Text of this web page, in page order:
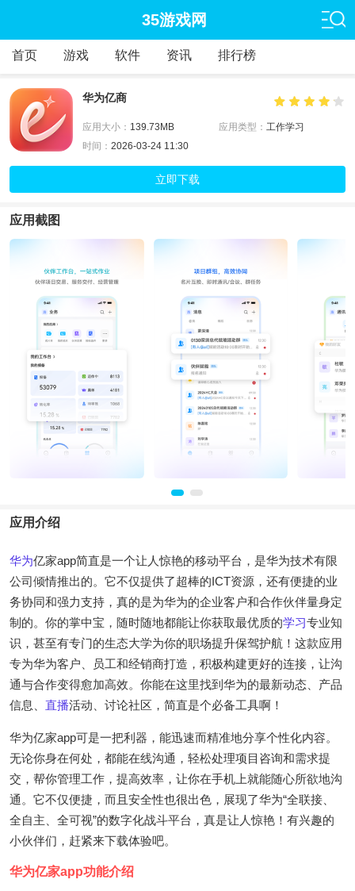
35游戏网
首页 游戏 软件 资讯 排行榜
华为亿商
应用大小： 139.73MB 应用类型： 工作学习
时间： 2026-03-24 11:30
立即下载
应用截图
应用介绍
华为亿家app简直是一个让人惊艳的移动平台，是华为技术有限
公司倾情推出的。它不仅提供了超棒的ICT资源，还有便捷的业
务协同和强力支持，真的是为华为的企业客户和合作伙伴量身定
制的。你的掌中宝，随时随地都能让你获取最优质的学习专业知
识，甚至有专门的生态大学为你的职场提升保驾护航！这款应用
专为华为客户、员工和经销商打造，积极构建更好的连接，让沟
通与合作变得愈加高效。你能在这里找到华为的最新动态、产品
信息、 直播活动、讨论社区，简直是个必备工具啊！
华为亿家app可是一把利器，能迅速而精准地分享个性化内容。
无论你身在何处，都能在线沟通，轻松处理项目咨询和需求提
交，帮你管理工作，提高效率，让你在手机上就能随心所欲地沟
通。它不仅便捷，而且安全性也很出色，展现了华为“全联接、
全自主、全可视”的数字化战斗平台，真是让人惊艳！有兴趣的
小伙伴们，赶紧来下载体验吧。
华为亿家app功能介绍